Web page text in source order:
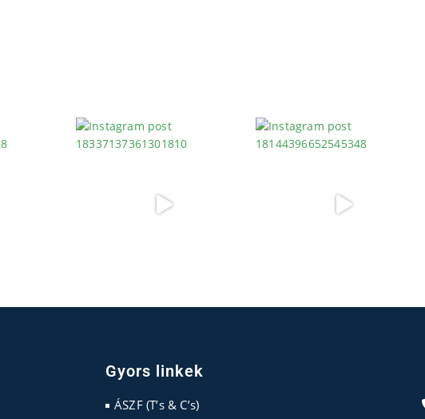
Gyors linkek
ÁSZF (T’s & C’s)